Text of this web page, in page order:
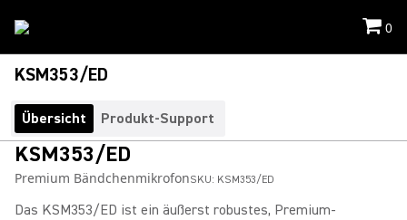
0
KSM353/ED
Übersicht Produkt-Support
KSM353/ED
Premium BändchenmikrofonSKU: KSM353/ED
Das KSM353/ED ist ein äußerst robustes, Premium-